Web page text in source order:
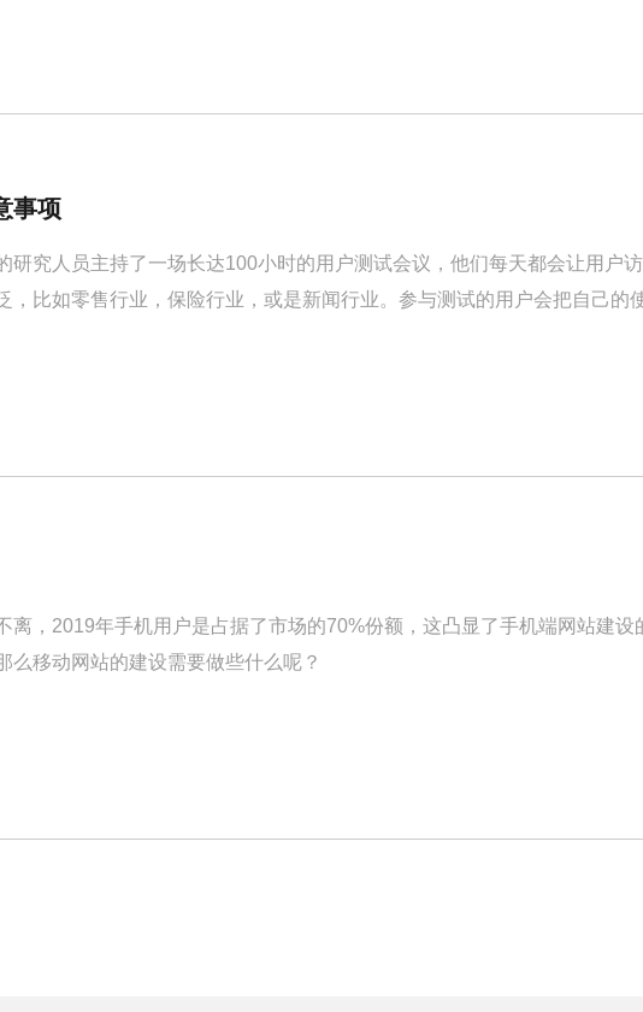
事项
研究人员主持了一场长达100小时的用户测试会议，他们每天都会让用户
，比如零售行业，保险行业，或是新闻行业。参与测试的用户会把自己的
离，2019年手机用户是占据了市场的70%份额，这凸显了手机端网站建
么移动网站的建设需要做些什么呢？